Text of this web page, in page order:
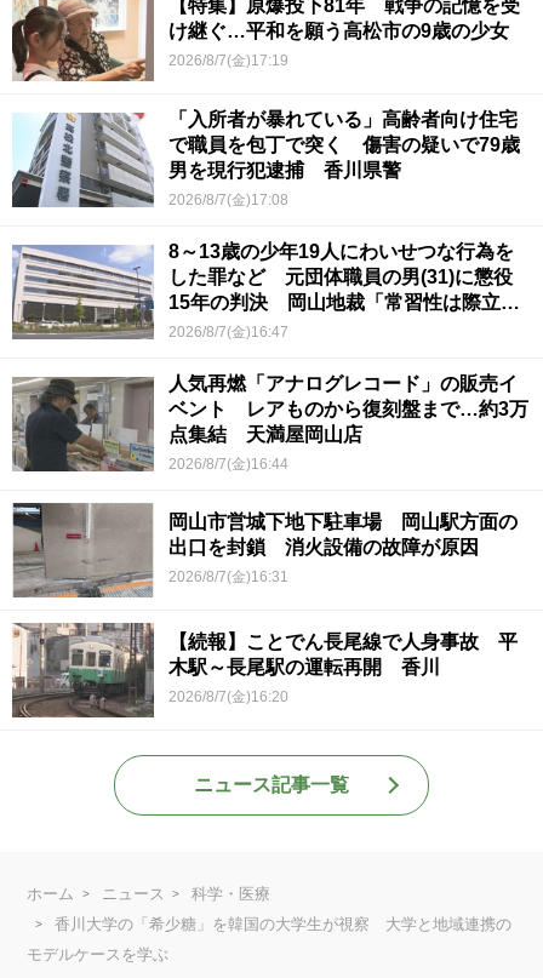
【特集】原爆投下81年 戦争の記憶を受
け継ぐ…平和を願う高松市の9歳の少女
2026/8/7(金)17:19
「入所者が暴れている」高齢者向け住宅
で職員を包丁で突く 傷害の疑いで79歳
男を現行犯逮捕 香川県警
2026/8/7(金)17:08
8～13歳の少年19人にわいせつな行為を
した罪など 元団体職員の男(31)に懲役
15年の判決 岡山地裁「常習性は際立っ
ていて被害結果も非常に重い」
2026/8/7(金)16:47
人気再燃「アナログレコード」の販売イ
ベント レアものから復刻盤まで…約3万
点集結 天満屋岡山店
2026/8/7(金)16:44
岡山市営城下地下駐車場 岡山駅方面の
出口を封鎖 消火設備の故障が原因
2026/8/7(金)16:31
【続報】ことでん長尾線で人身事故 平
木駅～長尾駅の運転再開 香川
2026/8/7(金)16:20
ニュース記事一覧
ホーム ニュース
科学・医療
香川大学の「希少糖」を韓国の大学生が視察 大学と地域連携の
モデルケースを学ぶ